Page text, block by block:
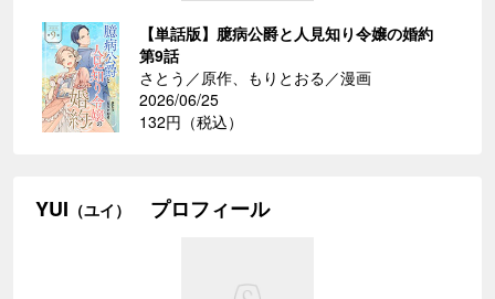
【単話版】臆病公爵と人見知り令嬢の婚約
第9話
さとう／原作、もりとおる／漫画
2026/06/25
132円（税込）
YUI （ユイ） プロフィール